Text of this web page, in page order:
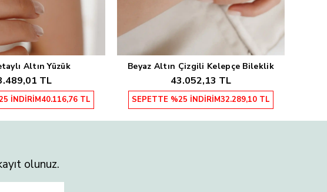
Sepete Ekle
Altın Yüzük
TL
İNDİRİM40.116,76 TL
Sepete Ekle
Beyaz Altın Çizgili Kelepçe Bileklik
43.052,13 TL
SEPETTE %25 İNDİRİM32.289,10 TL
olunuz.